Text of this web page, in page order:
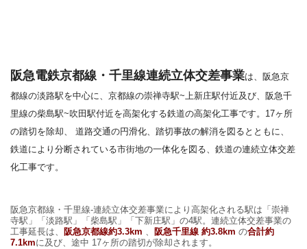
阪急電鉄京都線・千里線連続立体交差事業は、阪急京
都線の淡路駅を中心に、京都線の崇禅寺駅~上新庄駅付近及び、阪急千
里線の柴島駅~吹田駅付近を高架化する鉄道の高架化工事です。17ヶ所
の踏切を除却、 道路交通の円滑化、踏切事故の解消を図るとともに、
鉄道により分断されている市街地の一体化を図る、鉄道の連続立体交差
化工事です。
阪急京都線・千里線-連続立体交差事業により高架化される駅は「崇禅
寺駅」「淡路駅」「柴島駅」「下新庄駅」の4駅。連続立体交差事業の
工事延長は、
阪急京都線約3.3km 、 阪急千里線 約3.8km の合計約
7.1kmに及び、途中 17ヶ所の踏切が除却されます。